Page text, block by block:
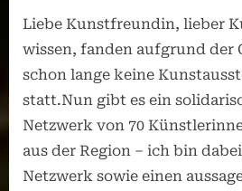
Liebe Kunstfreundin, lieber
wissen, fanden aufgrund der
schon lange keine
statt.Nun gibt es ein
Netzwerk von 70
aus der Region – ich bin
Netzwerk sowie einen